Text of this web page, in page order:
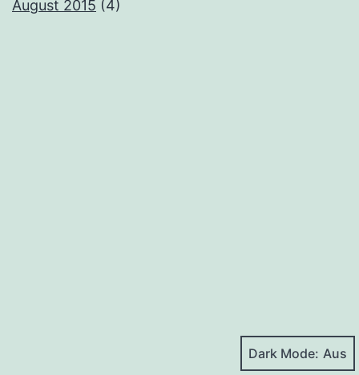
August 2015 (4)
Dark Mode: